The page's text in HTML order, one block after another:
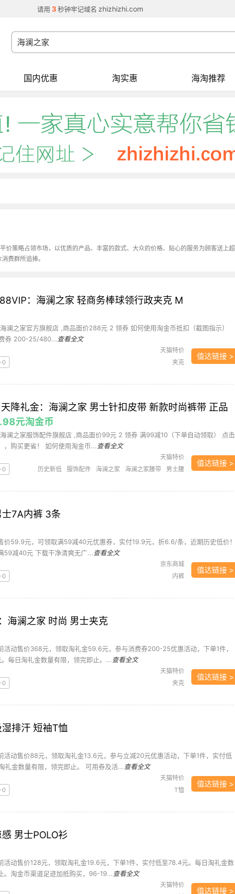
请用 3 秒钟牢记域名 zhizhizhi.com
国内优惠 淘实惠 海淘推荐
价策略占领市场，以优质的产品、丰富的款式、大众的价格、贴心的服务为顾客送上超
费群所追捧。
：海澜之家 轻商务棒球领行政夹克 M
澜之家官方旗舰店 ,商品面价288元 2 领券 如何使用淘金币抵扣（截图指示）
券 200-25/480... 查看全文
天猫特价
0 夹克
值达链接 >
降礼金：海澜之家 男士针扣皮带 新款时尚裤带 正品
元淘金币
澜之家服饰配件旗舰店 ,商品面价99元 2 领券 满99减10（下单自动领取） 点击
，购买更省！ 如何使用淘金币... 查看全文
天猫特价
0 历史新低 服饰配件 海澜之家 海澜之家腰带
男士腰
值达链接 >
7A内裤 3条
价59.9元，可领取满59减40元优惠券，实付19.9元，折6.6/条，近期历史低价！
59减40元 下载干净清爽无广... 查看全文
京东商城
0 内裤
值达链接 >
海澜之家 时尚 男士夹克
活动售价368元，领取淘礼金59.6元，参与消费券200-25优惠活动，下单1件，
每日淘礼金数量有限，领完即止。... 查看全文
天猫特价
0 夹克
值达链接 >
排汗 短袖T恤
活动售价88元，领取淘礼金13.6元，参与立减20元优惠活动，下单1件，实付低
礼金数量有限，领完即止。 可用券及活... 查看全文
天猫特价
0 T恤
值达链接 >
男士POLO衫
活动售价128元，领取淘礼金19.6元，下单1件，实付低至78.4元。每日淘礼金数
。淘金币渠道足迹加抵购买，96-19... 查看全文
天猫特价
值达链接 >